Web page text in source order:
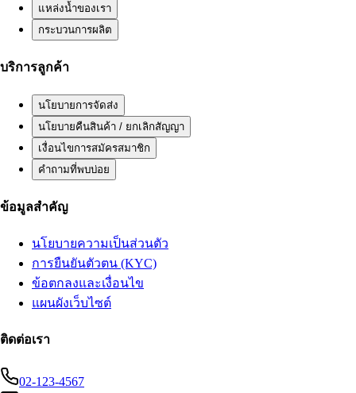
แหล่งน้ำของเรา
กระบวนการผลิต
บริการลูกค้า
นโยบายการจัดส่ง
นโยบายคืนสินค้า / ยกเลิกสัญญา
เงื่อนไขการสมัครสมาชิก
คำถามที่พบบ่อย
ข้อมูลสำคัญ
นโยบายความเป็นส่วนตัว
การยืนยันตัวตน (KYC)
ข้อตกลงและเงื่อนไข
แผนผังเว็บไซต์
ติดต่อเรา
02-123-4567